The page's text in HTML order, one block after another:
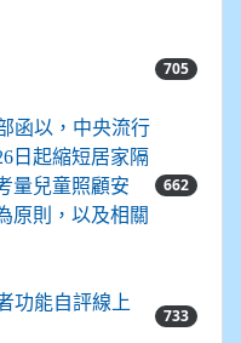
705
函以，中央流行
日起縮短居家隔
量兒童照顧安
原則，以及相關
662
功能自評線上
733